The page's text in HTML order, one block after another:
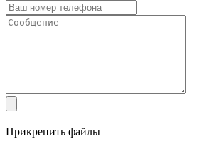
Прикрепить файлы